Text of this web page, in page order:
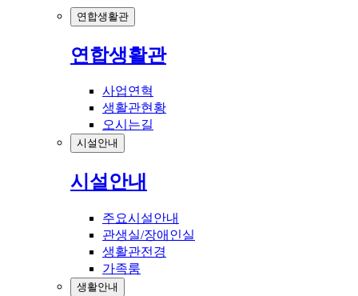
연합생활관
연합생활관
사업연혁
생활관현황
오시는길
시설안내
시설안내
주요시설안내
관생실/장애인실
생활관전경
가족룸
생활안내